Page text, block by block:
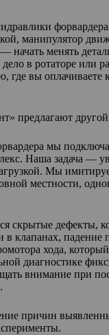
манипулятор
менять
в ротаторе или
где вы
предлагают
мы
Наша задача —
Мы
местности,
скрытые дефекты,
в клапанах, падение
хода,
диагностике
внимание при
причин